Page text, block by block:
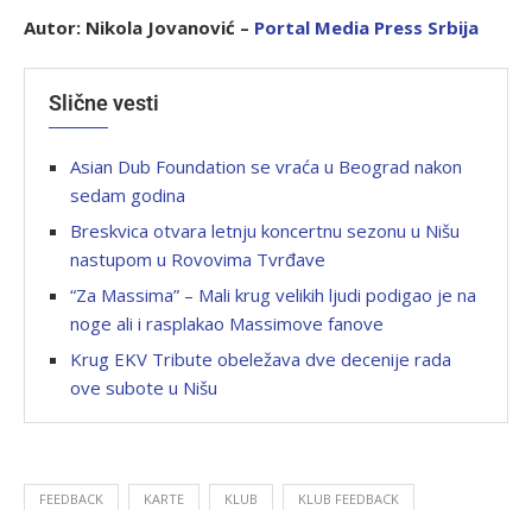
Autor: Nikola Jovanović – Portal Media Press Srbija
Slične vesti
Asian Dub Foundation se vraća u Beograd nakon
sedam godina
Breskvica otvara letnju koncertnu sezonu u Nišu
nastupom u Rovovima Tvrđave
“Za Massima” – Mali krug velikih ljudi podigao je na
noge ali i rasplakao Massimove fanove
Krug EKV Tribute obeležava dve decenije rada
ove subote u Nišu
FEEDBACK KARTE KLUB KLUB FEEDBACK